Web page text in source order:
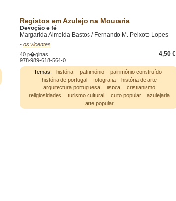
Registos em Azulejo na Mouraria
Devoção e fé
Margarida Almeida Bastos / Fernando M. Peixoto Lopes
• os vicentes
4,50 €
40 p�ginas
978-989-618-564-0
Temas:
história património
património construído
história de portugal
fotografia
história de arte
arquitectura portuguesa
lisboa
cristianismo
religiosidades
turismo cultural culto popular
azulejaria
arte popular